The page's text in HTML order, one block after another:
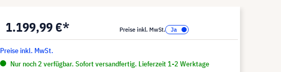
1.199,99 €* Preise inkl. MwSt.
Preise inkl. MwSt.
Nur noch 2 verfügbar. Sofort versandfertig. Lieferzeit 1-2 Werktage